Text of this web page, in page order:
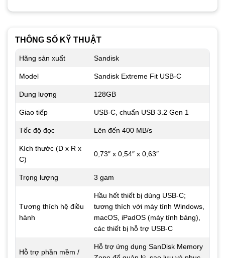
THÔNG SỐ KỸ THUẬT
Hãng sản xuất Sandisk
Model Sandisk Extreme Fit USB-C
Dung lượng 128GB
Giao tiếp USB-C, chuẩn USB 3.2 Gen 1
Tốc độ đọc Lên đến 400 MB/s
Kích thước (D x R x
C)
0,73″ x 0,54″ x 0,63″
Trọng lượng 3 gam
Tương thích hệ điều
hành
Hầu hết thiết bị dùng USB-C;
tương thích với máy tính Windows,
macOS, iPadOS (máy tính bảng),
các thiết bị hỗ trợ USB-C
Hỗ trợ phần mềm /
Hỗ trợ ứng dụng SanDisk Memory